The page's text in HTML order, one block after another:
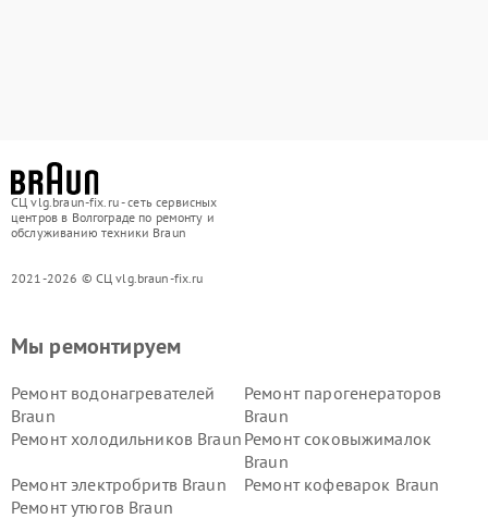
СЦ vlg.braun-fix.ru - сеть сервисных
центров в Волгограде по ремонту и
обслуживанию техники Braun
2021-2026 © СЦ vlg.braun-fix.ru
Мы ремонтируем
Ремонт водонагревателей
Braun
Ремонт парогенераторов
Braun
Ремонт холодильников Braun Ремонт соковыжималок
Braun
Ремонт электробритв Braun
Ремонт кофеварок Braun
Ремонт утюгов Braun